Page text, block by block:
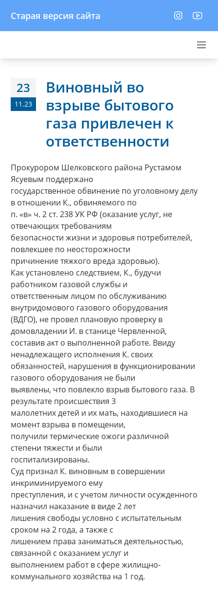
Старая версия сайта
23
11.23
Виновный во
взрыве бытового
газа привлечен к
ответственности
Прокурором Шелковского района Рустамом
Ясуевым поддержано
государственное обвинение по уголовному делу
в отношении К., обвиняемого по
п. «в» ч. 2 ст. 238 УК РФ (оказание услуг, не
отвечающих требованиям
безопасности жизни и здоровья потребителей,
повлекшее по неосторожности
причинение тяжкого вреда здоровью).
Как установлено следствием, К., будучи
работником газовой службы и
ответственным лицом по обслуживанию
внутридомового газового оборудования
(ВДГО), не провел плановую проверку в
домовладении И. в станице Червленной,
составив акт о выполненной работе. Ввиду
ненадлежащего исполнения К. своих
обязанностей, нарушения в функционировании
газового оборудования не были
выявлены, что повлекло взрыв бытового газа. В
результате происшествия 3
малолетних детей и их мать, находившиеся на
момент взрыва в помещении,
получили термические ожоги различной
степени тяжести и были
госпитализированы.
Суд признал К. виновным в совершении
инкриминируемого ему
преступления, и с учетом личности осужденного
назначил наказание в виде 2 лет
лишения свободы условно с испытательным
сроком на 2 года, а также с
лишением права заниматься деятельностью,
связанной с оказанием услуг и
выполнением работ в сфере жилищно-
коммунального хозяйства на 1 год.